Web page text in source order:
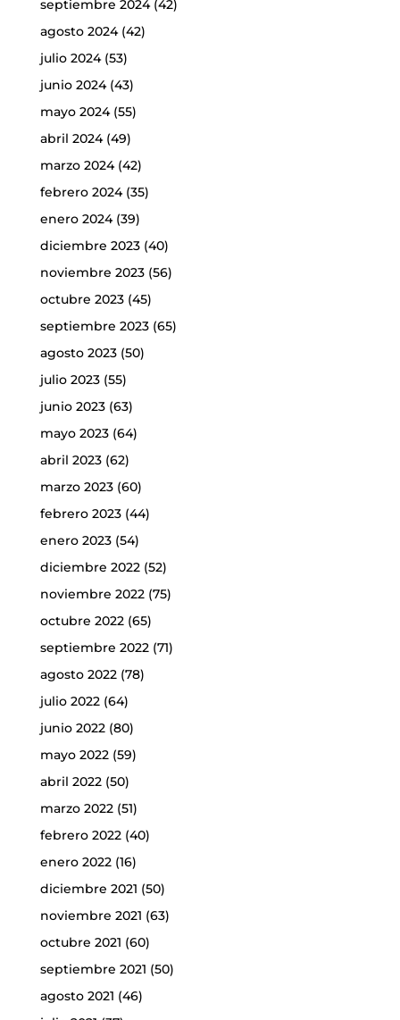
septiembre 2024(42)
agosto 2024(42)
julio 2024(53)
junio 2024(43)
mayo 2024(55)
abril 2024(49)
marzo 2024(42)
febrero 2024(35)
enero 2024(39)
diciembre 2023(40)
noviembre 2023(56)
octubre 2023(45)
septiembre 2023(65)
agosto 2023(50)
julio 2023(55)
junio 2023(63)
mayo 2023(64)
abril 2023(62)
marzo 2023(60)
febrero 2023(44)
enero 2023(54)
diciembre 2022(52)
noviembre 2022(75)
octubre 2022(65)
septiembre 2022(71)
agosto 2022(78)
julio 2022(64)
junio 2022(80)
mayo 2022(59)
abril 2022(50)
marzo 2022(51)
febrero 2022(40)
enero 2022(16)
diciembre 2021 (50)
noviembre 2021 (63)
octubre 2021 (60)
septiembre 2021 (50)
agosto 2021 (46)